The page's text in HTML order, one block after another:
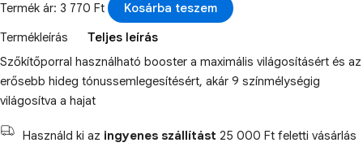
Termék ár: 3 770 Ft
Kosárba teszem
Termékleírás
Teljes leírás
Szőkítőporral használható booster a maximális világosításért és az
erősebb hideg tónussemlegesítésért, akár 9 színmélységig
világosítva a hajat
Használd ki az ingyenes szállítást 25 000 Ft feletti vásárlás